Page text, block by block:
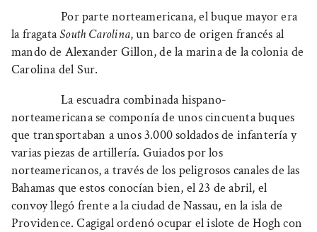
Por parte norteamericana, el buque mayor era
la fragataSouth Carolina, un barco de origen francés al
mando de Alexander Gillon, de la marina de la colonia de
Carolina del Sur.
La escuadra combinada hispano-
norteamericana se componía de unos cincuenta buques
que transportaban a unos 3.000 soldados de infantería y
varias piezas de artillería. Guiados por los
norteamericanos, a través de los peligrosos canales de las
Bahamas que estos conocían bien, el 23 de abril, el
convoy llegó frente a la ciudad de Nassau, en la isla de
Providence. Cagigal ordenó ocupar el islote de Hogh con